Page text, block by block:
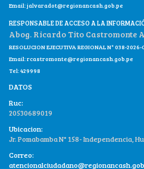
Email:jalvaradot@regionancash.gob.pe
RESPONSABLE DE ACCESO A LA
Abog. Ricardo Tito Castromonte
RESOLUCION EJECUTIVA REGIONAL N° 038-2026-
Email:rcastromonte@regionancash.gob.pe
Tel: 429998
DATOS
Ruc:
20530689019
Ubicacion:
Jr. Pomabamba N° 158- Independencia,
Correo: